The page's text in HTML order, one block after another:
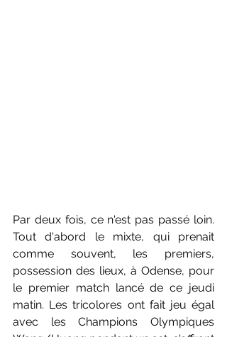
Par deux fois, ce n'est pas passé loin.
Tout d'abord le mixte, qui prenait
comme souvent, les premiers,
possession des lieux, à Odense, pour
le premier match lancé de ce jeudi
matin. Les tricolores ont fait jeu égal
avec les Champions Olympiques